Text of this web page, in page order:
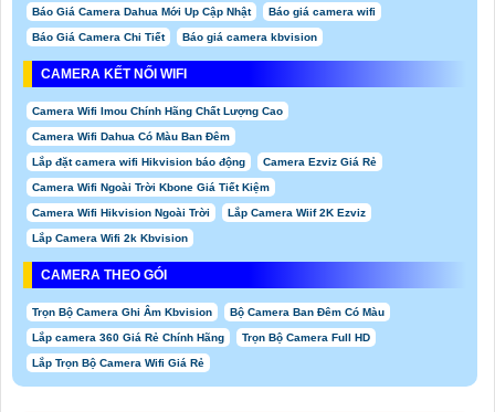
Báo Giá Camera Dahua Mới Up Cập Nhật Báo giá camera wifi
Báo Giá Camera Chi Tiết Báo giá camera kbvision
CAMERA KẾT NỐI WIFI
Camera Wifi Imou Chính Hãng Chất Lượng Cao
Camera Wifi Dahua Có Màu Ban Đêm
Lắp đặt camera wifi Hikvision báo động Camera Ezviz Giá Rẻ
Camera Wifi Ngoài Trời Kbone Giá Tiết Kiệm
Camera Wifi Hikvision Ngoài Trời Lắp Camera Wiif 2K Ezviz
Lắp Camera Wifi 2k Kbvision
CAMERA THEO GÓI
Trọn Bộ Camera Ghi Âm Kbvision Bộ Camera Ban Đêm Có Màu
Lắp camera 360 Giá Rẻ Chính Hãng Trọn Bộ Camera Full HD
Lắp Trọn Bộ Camera Wifi Giá Rẻ